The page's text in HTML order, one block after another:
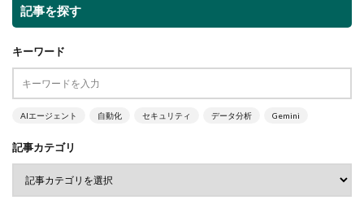
記事を探す
キーワード
AIエージェント 自動化 セキュリティ データ分析 Gemini
記事カテゴリ